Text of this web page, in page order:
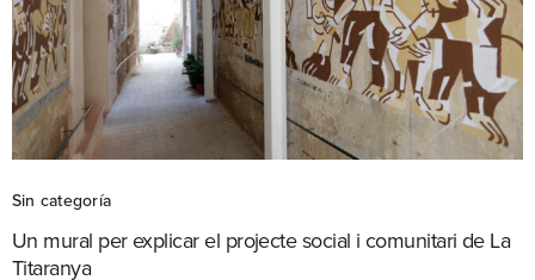
Sin categoría
Un mural per explicar el projecte social i comunitari de La
Titaranya